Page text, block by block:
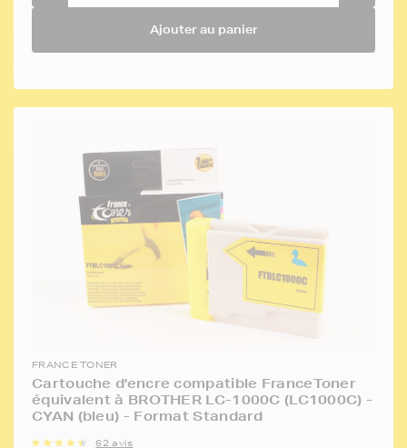
Ajouter au panier
FRANCE TONER
Cartouche d'encre compatible FranceToner
équivalent à BROTHER LC-1000C (LC1000C) -
CYAN (bleu) - Format Standard
62 avis